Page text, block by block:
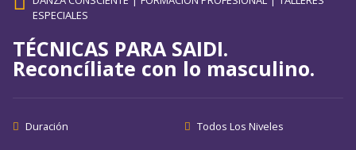
ESPECIALES
TÉCNICAS PARA SAIDI.
Reconcíliate con lo masculino.
Duración Todos Los Niveles